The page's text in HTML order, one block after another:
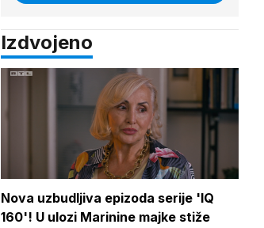
Izdvojeno
Nova uzbudljiva epizoda serije 'IQ
160'! U ulozi Marinine majke stiže